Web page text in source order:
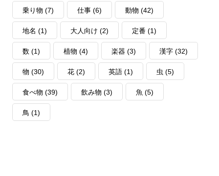
乗り物 (7) 仕事(6) 動物 (42)
地名 (1) 大人向け (2) 定番 (1)
数 (1) 植物 (4) 楽器 (3) 漢字(32)
物 (30) 花(2) 英語(1) 虫 (5)
食べ物 (39) 飲み物 (3) 魚 (5)
鳥 (1)